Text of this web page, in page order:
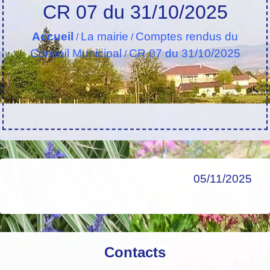
CR 07 du 31/10/2025
Accueil / La mairie / Comptes rendus du
Conseil Municipal/CR 07 du 31/10/2025
05/11/2025
Contacts